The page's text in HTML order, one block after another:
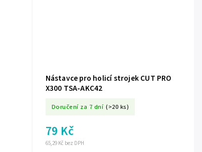
Nástavce pro holicí strojek CUT PRO
X300 TSA-AKC42
Doručení za 7 dní (>20 ks)
65,29 Kč bez DPH
79 Kč